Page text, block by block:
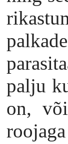
palju
on,